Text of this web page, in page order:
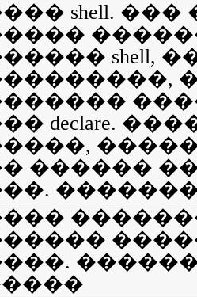
shell.
shell,
declare.
������
�������